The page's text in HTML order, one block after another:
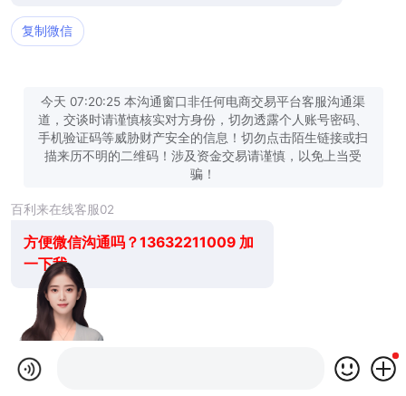
复制微信
今天 07:20:25 本沟通窗口非任何电商交易平台客服沟通渠
道，交谈时请谨慎核实对方身份，切勿透露个人账号密码、
手机验证码等威胁财产安全的信息！切勿点击陌生链接或扫
描来历不明的二维码！涉及资金交易请谨慎，以免上当受
骗！
百利来在线客服02
方便微信沟通吗？13632211009 加
一下我